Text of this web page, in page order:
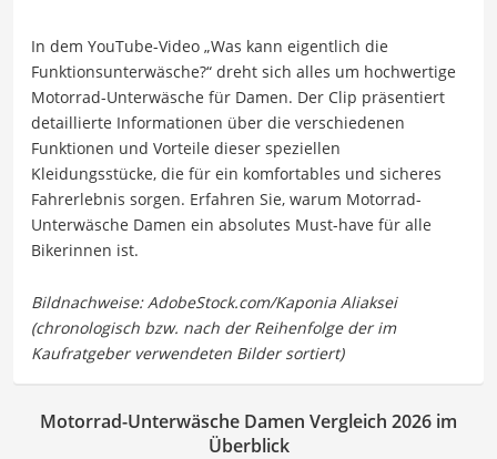
In dem YouTube-Video „Was kann eigentlich die
Funktionsunterwäsche?“ dreht sich alles um hochwertige
Motorrad-Unterwäsche für Damen. Der Clip präsentiert
detaillierte Informationen über die verschiedenen
Funktionen und Vorteile dieser speziellen
Kleidungsstücke, die für ein komfortables und sicheres
Fahrerlebnis sorgen. Erfahren Sie, warum Motorrad-
Unterwäsche Damen ein absolutes Must-have für alle
Bikerinnen ist.
Motorrad-Unterwäsche Damen Vergleich 2026 im
Überblick